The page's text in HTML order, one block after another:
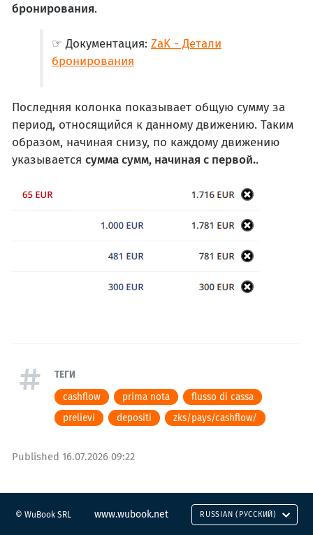
бронирования.
☞ Документация: ZaK - Детали
бронирования
Последняя колонка показывает общую сумму за
период, относящийся к данному движению. Таким
образом, начиная снизу, по каждому движению
указывается сумма сумм, начиная с первой..
ТЕГИ
cashflow
prima nota
flusso di cassa
prelievi
depositi zks/pays/cashflow/
Published 16.07.2026 09:22
© WuBook SRL www.wubook.net RUSSIAN (РУССКИЙ)